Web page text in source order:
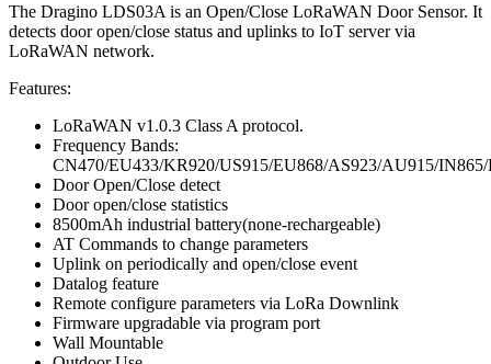
The Dragino LDS03A is an Open/Close LoRaWAN Door Sensor. It
detects door open/close status and uplinks to IoT server via
LoRaWAN network.
Features:
LoRaWAN v1.0.3 Class A protocol.
Frequency Bands:
CN470/EU433/KR920/US915/EU868/AS923/AU915/
Door Open/Close detect
Door open/close statistics
8500mAh industrial battery(none-rechargeable)
AT Commands to change parameters
Uplink on periodically and open/close event
Datalog feature
Remote configure parameters via LoRa Downlink
Firmware upgradable via program port
Wall Mountable